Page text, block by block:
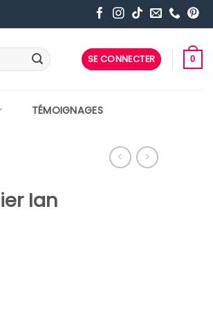
SE CONNECTER 0
TÉMOIGNAGES
Ian